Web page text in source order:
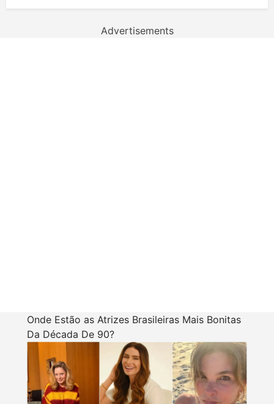
Advertisements
Onde Estão as Atrizes Brasileiras Mais Bonitas
Da Década De 90?